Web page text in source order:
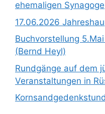
ehemaligen Synagoge
17.06.2026
Buchvorstellung
(Bernd Heyl)
Rundgänge auf dem
Veranstaltungen in